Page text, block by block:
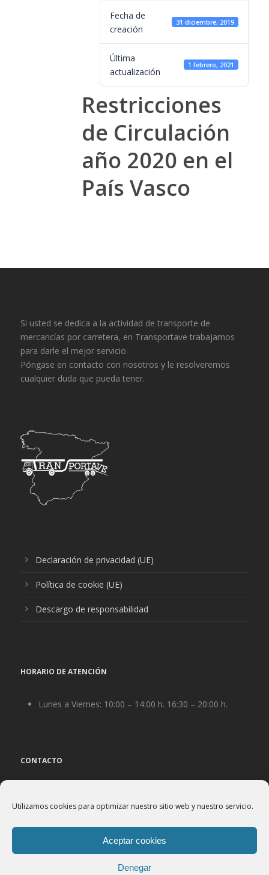
Utilizamos cookies para optimizar nuestro sitio web y nuestro servicio.
Aceptar cookies
Denegar
Fecha de
creación
31 diciembre, 2019
Última
actualización
1 febrero, 2021
Restricciones
de Circulación
año 2020 en el
País Vasco
Si usted se dedica a la actividad de transporte de
mercancías por carretera, en Transportave trabajamos
para darle el mejor servicio.
Póngase en contacto con nosotros y le resolveremos
cualquier duda que pueda tener.
Declaración de privacidad (UE)
Política de cookie (UE)
Descargo de responsabilidad
HORARIO DE ATENCIÓN
Lunes a Viernes: 10:00 – 14:00 h. 16:30 – 20:00 h.
CONTACTO
Email : josemanuel@transportave.org